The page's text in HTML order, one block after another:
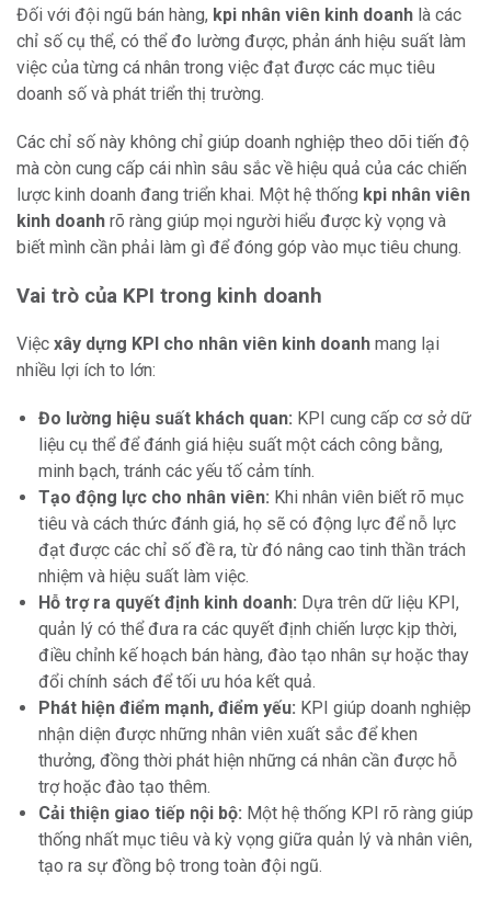
Đối với đội ngũ bán hàng, kpi nhân viên kinh doanh là các
chỉ số cụ thể, có thể đo lường được, phản ánh hiệu suất làm
việc của từng cá nhân trong việc đạt được các mục tiêu
doanh số và phát triển thị trường.
Các chỉ số này không chỉ giúp doanh nghiệp theo dõi tiến độ
mà còn cung cấp cái nhìn sâu sắc về hiệu quả của các chiến
lược kinh doanh đang triển khai. Một hệ thống kpi nhân viên
kinh doanh rõ ràng giúp mọi người hiểu được kỳ vọng và
biết mình cần phải làm gì để đóng góp vào mục tiêu chung.
Vai trò của KPI trong kinh doanh
Việc xây dựng KPI cho nhân viên kinh doanh mang lại
nhiều lợi ích to lớn:
Đo lường hiệu suất khách quan: KPI cung cấp cơ sở dữ
liệu cụ thể để đánh giá hiệu suất một cách công bằng,
minh bạch, tránh các yếu tố cảm tính.
Tạo động lực cho nhân viên: Khi nhân viên biết rõ mục
tiêu và cách thức đánh giá, họ sẽ có động lực để nỗ lực
đạt được các chỉ số đề ra, từ đó nâng cao tinh thần trách
nhiệm và hiệu suất làm việc.
Hỗ trợ ra quyết định kinh doanh: Dựa trên dữ liệu KPI,
quản lý có thể đưa ra các quyết định chiến lược kịp thời,
điều chỉnh kế hoạch bán hàng, đào tạo nhân sự hoặc thay
đổi chính sách để tối ưu hóa kết quả.
Phát hiện điểm mạnh, điểm yếu: KPI giúp doanh nghiệp
nhận diện được những nhân viên xuất sắc để khen
thưởng, đồng thời phát hiện những cá nhân cần được hỗ
trợ hoặc đào tạo thêm.
Cải thiện giao tiếp nội bộ: Một hệ thống KPI rõ ràng giúp
thống nhất mục tiêu và kỳ vọng giữa quản lý và nhân viên,
tạo ra sự đồng bộ trong toàn đội ngũ.